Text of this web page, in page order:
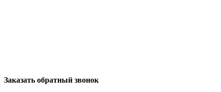
Заказать обратный звонок